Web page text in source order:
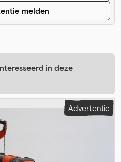
melden
in deze
Advertentie